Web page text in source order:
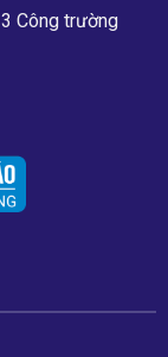
Công trường